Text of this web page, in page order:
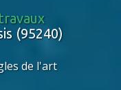
(95240)
de l'art